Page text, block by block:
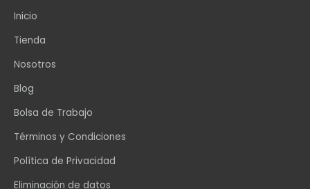
Inicio
Tienda
Nosotros
Blog
Bolsa de Trabajo
Términos y Condiciones
Política de Privacidad
Eliminación de datos